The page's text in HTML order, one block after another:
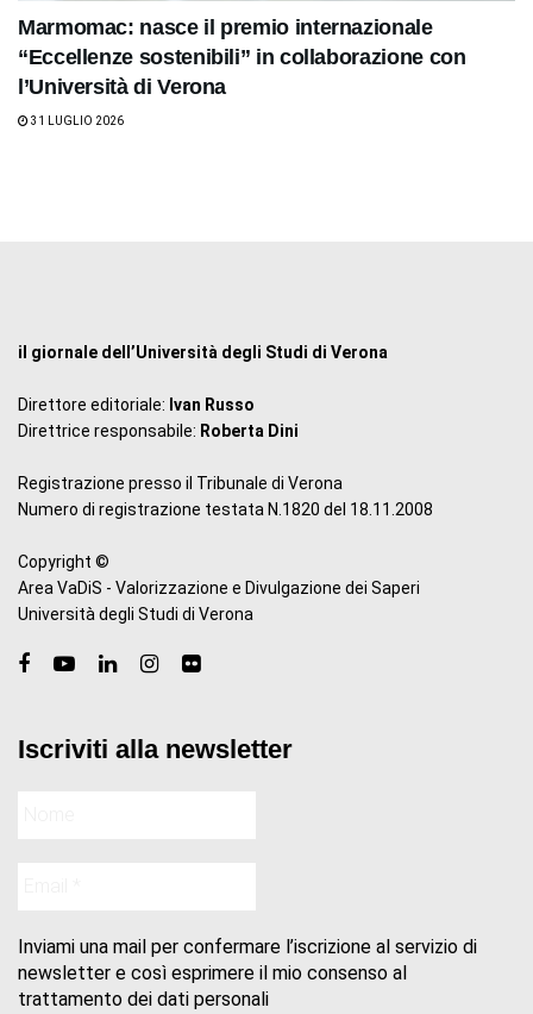
Marmomac: nasce il premio internazionale
“Eccellenze sostenibili” in collaborazione con
l’Università di Verona
31 LUGLIO 2026
il giornale dell’Università degli Studi di Verona
Direttore editoriale: Ivan Russo
Direttrice responsabile: Roberta Dini
Registrazione presso il Tribunale di Verona
Numero di registrazione testata N.1820 del 18.11.2008
Copyright ©
Area VaDiS - Valorizzazione e Divulgazione dei Saperi
Università degli Studi di Verona
Iscriviti alla newsletter
Inviami una mail per confermare l’iscrizione al servizio di
newsletter e così esprimere il mio consenso al
trattamento dei dati personali